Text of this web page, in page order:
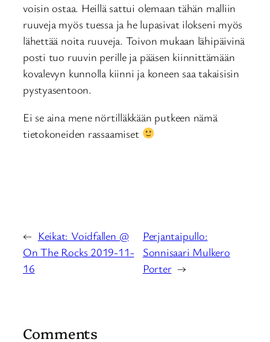
voisin ostaa. Heillä sattui olemaan tähän malliin
ruuveja myös tuessa ja he lupasivat ilokseni myös
lähettää noita ruuveja. Toivon mukaan lähipäivinä
posti tuo ruuvin perille ja pääsen kiinnittämään
kovalevyn kunnolla kiinni ja koneen saa takaisisin
pystyasentoon.
Ei se aina mene nörtilläkkään putkeen nämä
tietokoneiden rassaamiset
← Keikat: Voidfallen @
On The Rocks 2019-11-
16
Perjantaipullo:
Sonnisaari Mulkero
Porter →
Comments